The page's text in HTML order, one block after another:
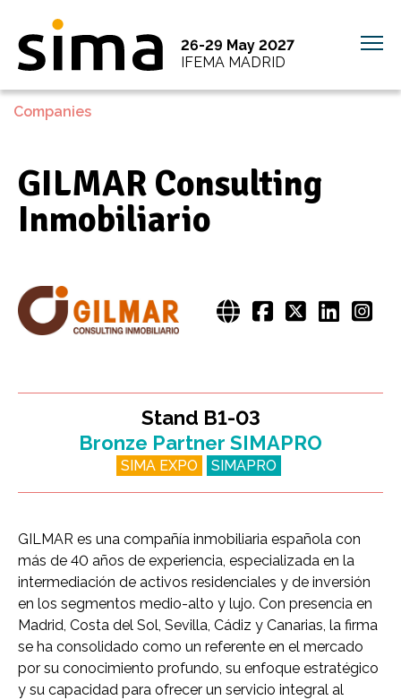
26-29 May 2027
IFEMA MADRID
Companies
GILMAR Consulting
Inmobiliario
GILMAR es una compañía inmobiliaria española con
más de 40 años de experiencia, especializada en la
intermediación de activos residenciales y de inversión
en los segmentos medio-alto y lujo. Con presencia en
Madrid, Costa del Sol, Sevilla, Cádiz y Canarias, la firma
se ha consolidado como un referente en el mercado
por su conocimiento profundo, su enfoque estratégico
y su capacidad para ofrecer un servicio integral al
Stand B1-03
Bronze Partner SIMAPRO
SIMA EXPO SIMAPRO